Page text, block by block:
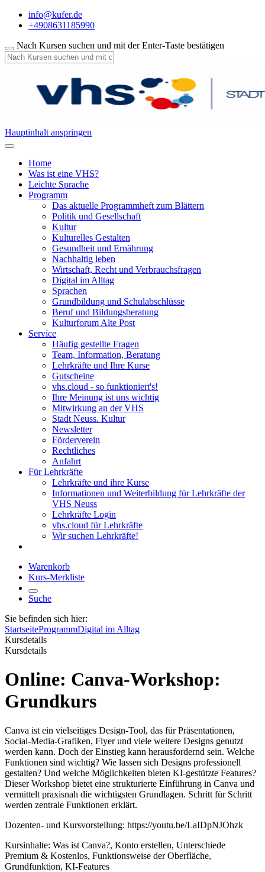
info@kufer.de
+4908631185990
Nach Kursen suchen und mit der Enter-Taste bestätigen
Hauptinhalt anspringen
Home
Was ist eine VHS?
Leichte Sprache
Programm
Das aktuelle Programmheft zum Blättern
Politik und Gesellschaft
Kultur
Kulturelles Gestalten
Gesundheit und Ernährung
Nachhaltig leben
Wirtschaft, Recht und Verbrauchsfragen
Digital im Alltag
Sprachen
Grundbildung und Schulabschlüsse
Beruf und Bildungsberatung
Kulturforum Alte Post
Service
Häufig gestellte Fragen
Team, Information, Beratung
Lehrkräfte und Ihre Kurse
Gutscheine
vhs.cloud - so funktioniert's!
Ihre Meinung ist uns wichtig
Mitwirkung an der VHS
Stadt Neuss. Kultur
Newsletter
Förderverein
Rechtliches
Anfahrt
Für Lehrkräfte
Lehrkräfte und ihre Kurse
Informationen und Weiterbildung für Lehrkräfte der
VHS Neuss
Lehrkräfte Login
vhs.cloud für Lehrkräfte
Wir suchen Lehrkräfte!
Warenkorb
Kurs-Merkliste
Suche
Sie befinden sich hier:
StartseiteProgrammDigital im Alltag
Kursdetails
Kursdetails
Online: Canva-Workshop:
Grundkurs
Canva ist ein vielseitiges Design-Tool, das für Präsentationen,
Social-Media-Grafiken, Flyer und viele weitere Designs genutzt
werden kann. Doch der Einstieg kann herausfordernd sein. Welche
Funktionen sind wichtig? Wie lassen sich Designs professionell
gestalten? Und welche Möglichkeiten bieten KI-gestützte Features?
Dieser Workshop bietet eine strukturierte Einführung in Canva und
vermittelt praxisnah die wichtigsten Grundlagen. Schritt für Schritt
werden zentrale Funktionen erklärt.
Dozenten- und Kursvorstellung: https://youtu.be/LaIDpNJOhzk
Kursinhalte: Was ist Canva?, Konto erstellen, Unterschiede
Premium & Kostenlos, Funktionsweise der Oberfläche,
Grundfunktion, KI-Features